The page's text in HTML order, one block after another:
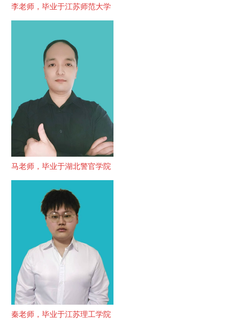
李老师，毕业于江苏师范大学
马老师，毕业于湖北警官学院
秦老师，毕业于江苏理工学院